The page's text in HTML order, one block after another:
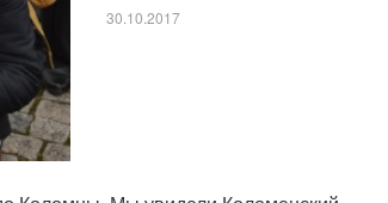
30.10.2017